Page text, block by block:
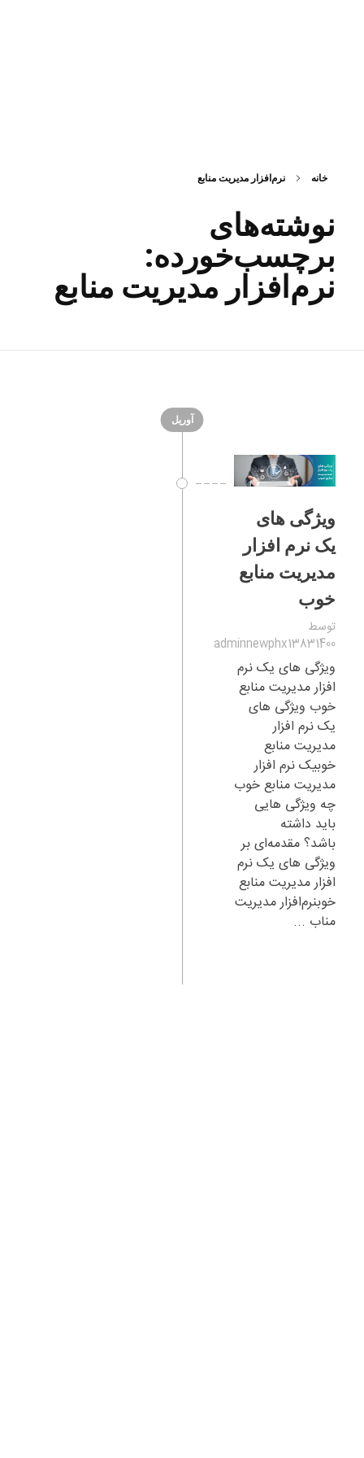
خانه نرم‌افزار مدیریت منابع
نوشته‌های
برچسب‌خورده:
نرم‌افزار مدیریت منابع
آوریل
ویژگی های
یک نرم افزار
مدیریت منابع
خوب
توسط
adminnewphx13831400
ویژگی های یک نرم
افزار مدیریت منابع
خوب ویژگی های
یک نرم افزار
مدیریت منابع
خوبیک نرم افزار
مدیریت منابع خوب
چه ویژگی هایی
باید داشته
باشد؟ مقدمه‌ای بر
ویژگی های یک نرم
افزار مدیریت منابع
خوبنرم‌افزار مدیریت
مناب ...